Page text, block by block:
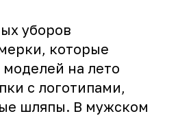
уборов
которые
на лето
с логотипами,
шляпы. В мужском